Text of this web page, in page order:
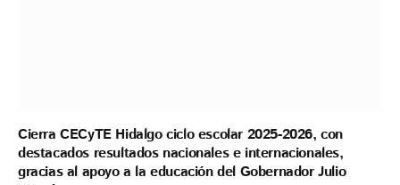
Cierra CECyTE Hidalgo ciclo escolar 2025-2026, con
destacados resultados nacionales e internacionales,
gracias al apoyo a la educación del Gobernador Julio